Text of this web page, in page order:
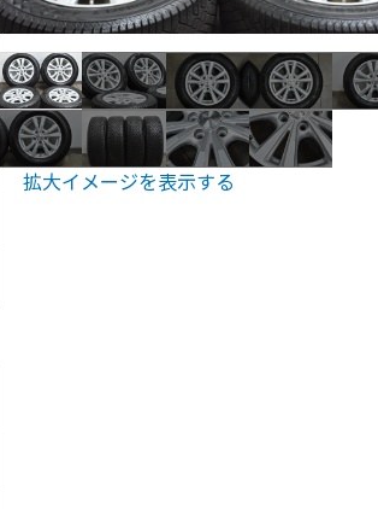
拡大イメージを表示する